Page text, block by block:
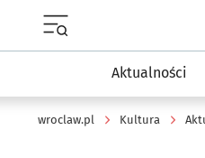
Aktualności
wroclaw.pl Kultura